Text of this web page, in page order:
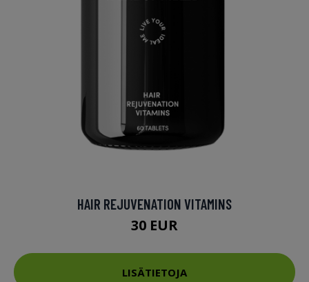
HAIR REJUVENATION VITAMINS
30 EUR
LISÄTIETOJA